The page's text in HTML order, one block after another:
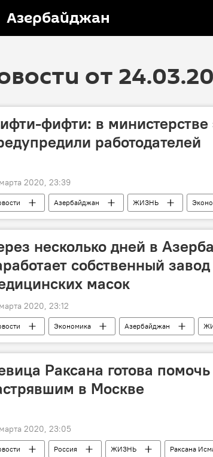
Азербайджан
от
фифти: в министерстве
работодателей
2020, 23:39
Азербайджан ЖИЗНЬ
экономики АР
работодатели
несколько дней в
собственный завод
масок
2020, 23:12
Экономика Азербайджан
маски
Раксана готова
в Москве
2020, 23:05
Россия ЖИЗНЬ Раксана